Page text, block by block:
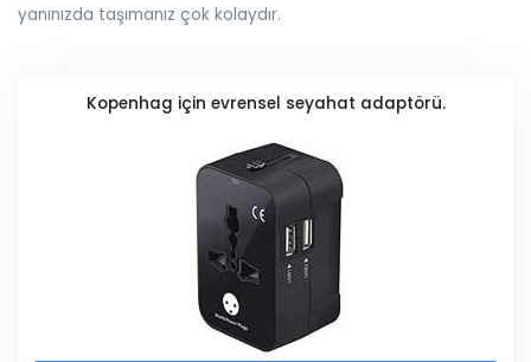
yanınızda taşımanız çok kolaydır.
Kopenhag için evrensel seyahat adaptörü.